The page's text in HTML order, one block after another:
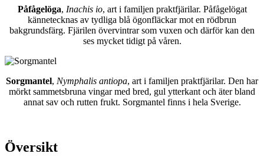
Påfågelöga, Inachis io, art i familjen praktfjärilar. Påfågelögat
kännetecknas av tydliga blå ögonfläckar mot en rödbrun
bakgrundsfärg. Fjärilen övervintrar som vuxen och därför kan den
ses mycket tidigt på våren.
Sorgmantel, Nymphalis antiopa, art i familjen praktfjärilar. Den har
mörkt sammetsbruna vingar med bred, gul ytterkant och äter bland
annat sav och rutten frukt. Sorgmantel finns i hela Sverige.
Översikt